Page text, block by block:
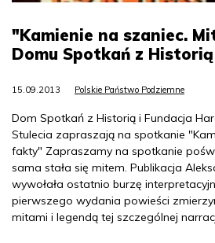
"Kamienie na szaniec.
Domu Spotkań z Historią
15.09.2013 Polskie Państwo Podziemne
Dom Spotkań z Historią i Fundacja
Stulecia zapraszają na spotkanie
fakty" Zapraszamy na spotkanie
sama stała się mitem. Publikacja
wywołała ostatnio burzę
pierwszego wydania powieści
mitami i legendą tej szczególnej